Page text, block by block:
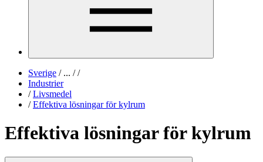
Sverige /... / /
Industrier
/ Livsmedel
/ Effektiva lösningar för kylrum
Effektiva lösningar för kylrum